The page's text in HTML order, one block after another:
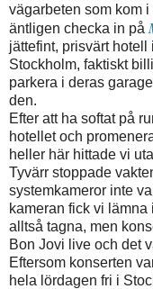
vägarbeten som kom
äntligen checka in på
jättefint, prisvärt
Stockholm, faktiskt
parkera i deras
den.
Efter att ha softat på
hotellet och
heller här hittade vi
Tyvärr stoppade
systemkameror inte
kameran fick vi
alltså tagna, men
Bon Jovi live och det
Eftersom konserten
hela lördagen fri i